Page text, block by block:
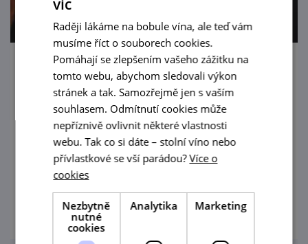
Hrnek street party vol. ii
16. 8. '26
Boskovické ulice ožijí hudbou, vůní skvělé
kávy, street foodu a řemeslného piva. Užijte
si pohodové sobotní odpoledne plné
koncertů, DJ setů, dobrého jídla i zábavy – a
navíc se vstupem zdarma.
prohlédnout
Raději lákáme na bobule vína, ale teď vám
musíme říct o souborech cookies.
Pomáhají se zlepšením vašeho zážitku na
tomto webu, abychom sledovali výkon
stránek a tak. Samozřejmě jen s vaším
souhlasem. Odmítnutí cookies může
nepříznivě ovlivnit některé vlastnosti
webu. Tak co si dáte – stolní víno nebo
přívlastkové se vší parádou?Více o
cookies
Nezbytně
nutné
cookies
Analytika Marketing